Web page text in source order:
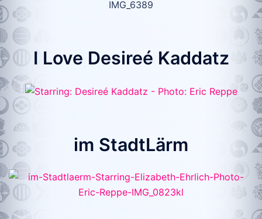
IMG_6389
I Love Desireé Kaddatz
im StadtLärm